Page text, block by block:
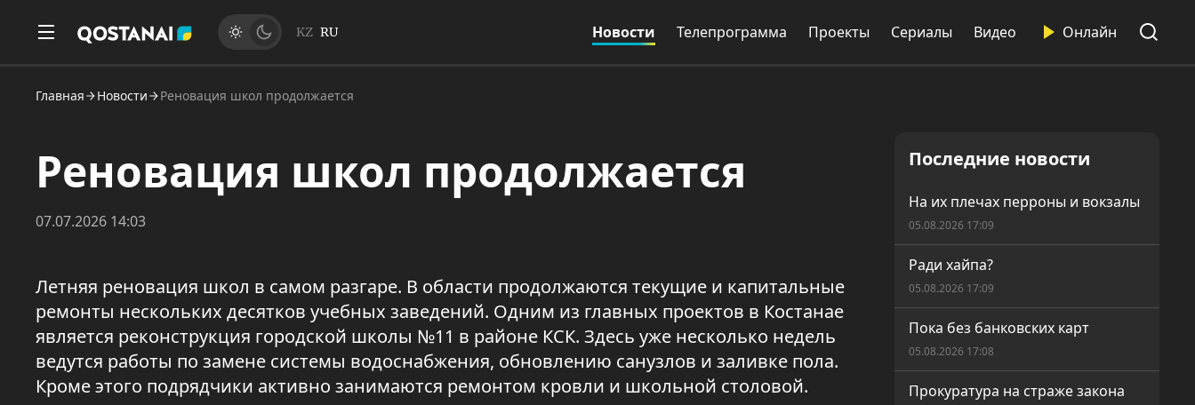
KZ RU Новости Телепрограмма Проекты Сериалы Видео Онлайн
Главная Новости Реновация школ продолжается
Реновация школ продолжается
07.07.2026 14:03
Летняя реновация школ в самом разгаре. В области продолжаются текущие и капитальные
ремонты нескольких десятков учебных заведений. Одним из главных проектов в Костанае
является реконструкция городской школы №11 в районе КСК. Здесь уже несколько недель
ведутся работы по замене системы водоснабжения, обновлению санузлов и заливке пола.
Кроме этого подрядчики активно занимаются ремонтом кровли и школьной столовой.
Последние новости
На их плечах перроны и вокзалы
05.08.2026 17:09
Ради хайпа?
05.08.2026 17:09
Пока без банковских карт
05.08.2026 17:08
Прокуратура на страже закона